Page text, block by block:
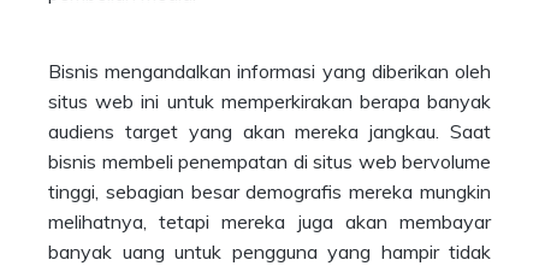
Bisnis mengandalkan informasi yang diberikan oleh
situs web ini untuk memperkirakan berapa banyak
audiens target yang akan mereka jangkau. Saat
bisnis membeli penempatan di situs web bervolume
tinggi, sebagian besar demografis mereka mungkin
melihatnya, tetapi mereka juga akan membayar
banyak uang untuk pengguna yang hampir tidak